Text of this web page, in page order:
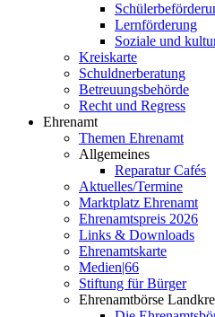
Lernförderung
Soziale und
Kreiskarte
Schuldnerberatung
Betreuungsbehörde
Recht und Regress
Ehrenamt
Themen Ehrenamt
Allgemeines
Reparatur Cafés
Aktuelles/Termine
Marktplatz Ehrenamt
Ehrenamtspreis 2026
Links & Downloads
Ehrenamtskarte
Medien|66
Stiftung für Bürger
Ehrenamtbörse